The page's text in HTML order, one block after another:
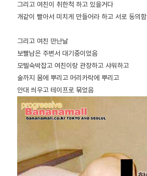
그리고 여친이 취한척 하고 있을거다
개같이 빨아서 미치게 만들어라 하고 서로 동의함
그리고 여친 만난날
보빨남은 주변서 대기중이었음
모텔숙박잡고 여친이랑 관장하고 샤워하고
술까지 몸에 뿌리고 머리카락에 뿌리고
안대 씌우고 테이프로 묶었음